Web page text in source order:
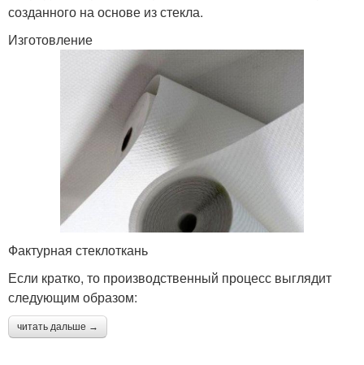
созданного на основе из стекла.
Изготовление
Фактурная стеклоткань
Если кратко, то производственный процесс выглядит
следующим образом:
читать дальше →